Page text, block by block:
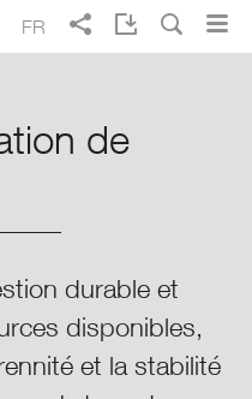
Skip
Skip
au quotidien
de Migros
FR
de
durable et
disponibles,
et la stabilité